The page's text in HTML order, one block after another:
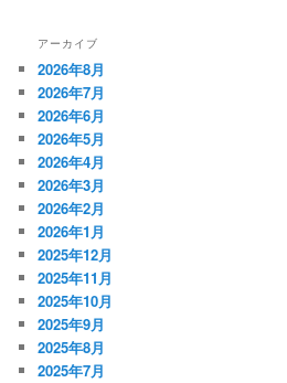
アーカイブ
2026年8月
2026年7月
2026年6月
2026年5月
2026年4月
2026年3月
2026年2月
2026年1月
2025年12月
2025年11月
2025年10月
2025年9月
2025年8月
2025年7月